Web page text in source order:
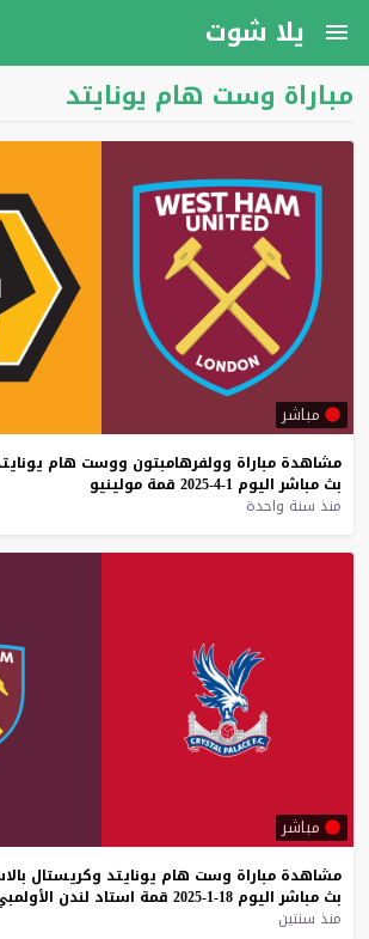
يلا شوت
مباراة وست هام يونايتد
مباشر
مشاهدة مباراة وولفرهامبتون ووست هام
بث مباشر اليوم 1-4-2025 قمة مولينيو
منذ سنة واحدة
مباشر
مشاهدة مباراة وست هام يونايتد وكريستال
بث مباشر اليوم 18-1-2025 قمة استاد لندن
منذ سنتين